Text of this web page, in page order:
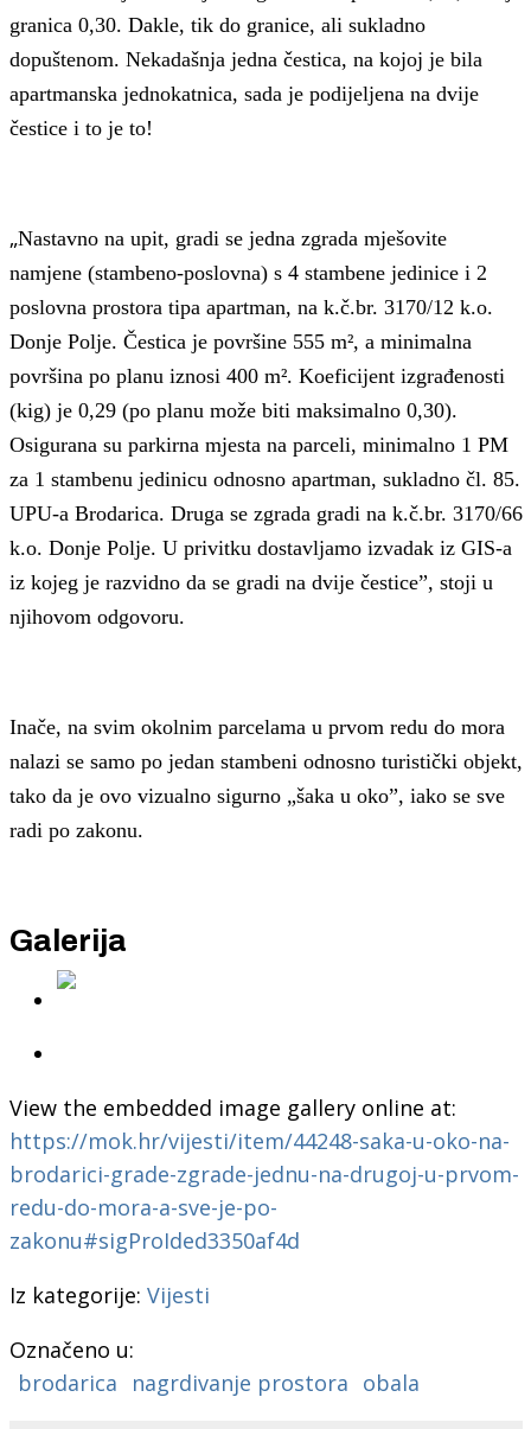
granica 0,30. Dakle, tik do granice, ali sukladno
dopuštenom. Nekadašnja jedna čestica, na kojoj je bila
apartmanska jednokatnica, sada je podijeljena na dvije
čestice i to je to!
„Nastavno na upit, gradi se jedna zgrada mješovite
namjene (stambeno-poslovna) s 4 stambene jedinice i 2
poslovna prostora tipa apartman, na k.č.br. 3170/12 k.o.
Donje Polje. Čestica je površine 555 m², a minimalna
površina po planu iznosi 400 m². Koeficijent izgrađenosti
(kig) je 0,29 (po planu može biti maksimalno 0,30).
Osigurana su parkirna mjesta na parceli, minimalno 1 PM
za 1 stambenu jedinicu odnosno apartman, sukladno čl. 85.
UPU-a Brodarica. Druga se zgrada gradi na k.č.br. 3170/66
k.o. Donje Polje. U privitku dostavljamo izvadak iz GIS-a
iz kojeg je razvidno da se gradi na dvije čestice”, stoji u
njihovom odgovoru.
Inače, na svim okolnim parcelama u prvom redu do mora
nalazi se samo po jedan stambeni odnosno turistički objekt,
tako da je ovo vizualno sigurno „šaka u oko”, iako se sve
radi po zakonu.
Galerija
View the embedded image gallery online at:
https://mok.hr/vijesti/item/44248-saka-u-oko-na-
brodarici-grade-zgrade-jednu-na-drugoj-u-prvom-
redu-do-mora-a-sve-je-po-
zakonu#sigProIded3350af4d
Iz kategorije: Vijesti
Označeno u:
brodarica
nagrdivanje prostora obala